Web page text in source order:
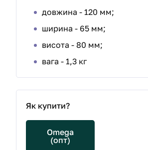
довжина - 120 мм;
ширина - 65 мм;
висота - 80 мм;
вага - 1,3 кг
Як купити?
Omega
(опт)